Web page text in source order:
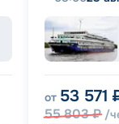
от 53 571
55 803₽ /